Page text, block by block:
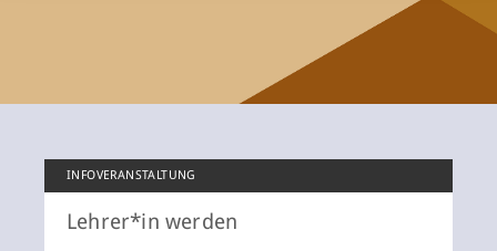
INFOVERANSTALTUNG
Lehrer*in werden